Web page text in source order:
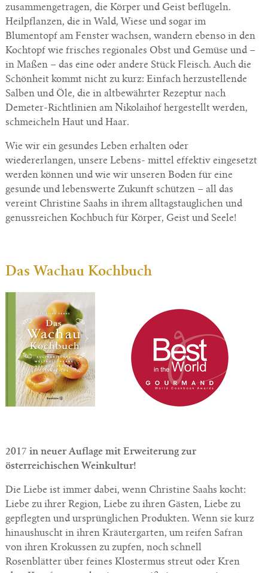
zusammengetragen, die Körper und Geist beflügeln.
Heilpflanzen, die in Wald, Wiese und sogar im
Blumentopf am Fenster wachsen, wandern ebenso in den
Kochtopf wie frisches regionales Obst und Gemüse und –
in Maßen – das eine oder andere Stück Fleisch. Auch die
Schönheit kommt nicht zu kurz: Einfach herzustellende
Salben und Öle, die in altbewährter Rezeptur nach
Demeter-Richtlinien am Nikolaihof hergestellt werden,
schmeicheln Haut und Haar.
Wie wir ein gesundes Leben erhalten oder
wiedererlangen, unsere Lebens- mittel effektiv eingesetzt
werden können und wie wir unseren Boden für eine
gesunde und lebenswerte Zukunft schützen – all das
vereint Christine Saahs in ihrem alltagstauglichen und
genussreichen Kochbuch für Körper, Geist und Seele!
Das Wachau Kochbuch
2017 in neuer Auflage mit Erweiterung zur
österreichischen Weinkultur!
Die Liebe ist immer dabei, wenn Christine Saahs kocht:
Liebe zu ihrer Region, Liebe zu ihren Gästen, Liebe zu
gepflegten und ursprünglichen Produkten. Wenn sie kurz
hinaushuscht in ihren Kräutergarten, um reifen Safran
von ihren Krokussen zu zupfen, noch schnell
Rosenblätter über feines Klostermus streut oder Kren